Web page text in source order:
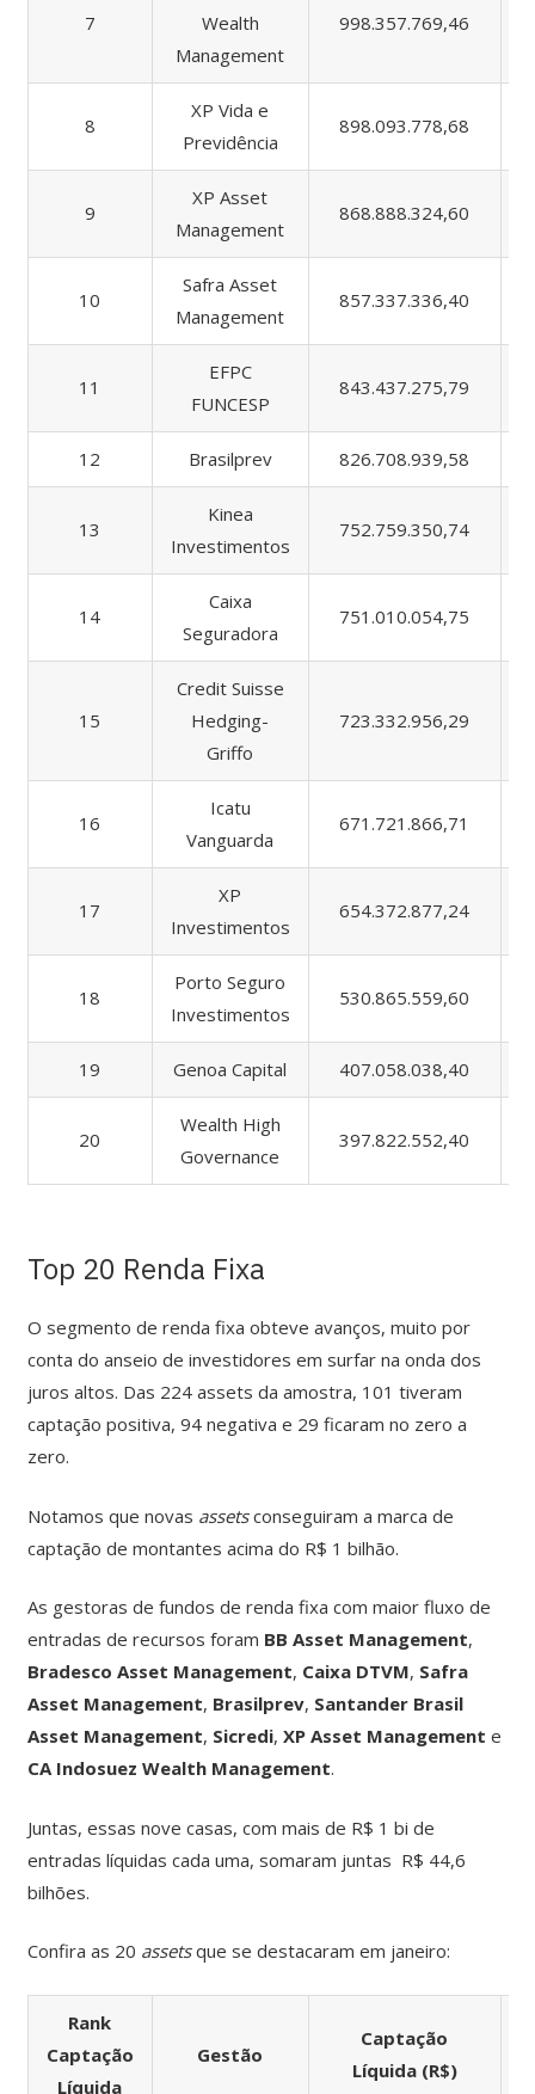
7
Wealth
Management
998.357.769,46
8
XP Vida e
Previdência
898.093.778,68
9
XP Asset
Management
868.888.324,60
10
Safra Asset
Management
857.337.336,40
11
EFPC
FUNCESP
843.437.275,79
12 Brasilprev 826.708.939,58
13
Kinea
Investimentos
752.759.350,74
14
Caixa
Seguradora
751.010.054,75
15
Credit Suisse
Hedging-
Griffo
723.332.956,29
16
Icatu
Vanguarda
671.721.866,71
17
XP
Investimentos
654.372.877,24
18
Porto Seguro
Investimentos
530.865.559,60
19 Genoa Capital 407.058.038,40
20
Wealth High
Governance
397.822.552,40
Top 20 Renda Fixa
O segmento de renda fixa obteve avanços, muito por
conta do anseio de investidores em surfar na onda dos
juros altos. Das 224 assets da amostra, 101 tiveram
captação positiva, 94 negativa e 29 ficaram no zero a
zero.
Notamos que novas assetsconseguiram a marca de
captação de montantes acima do R$ 1 bilhão.
As gestoras de fundos de renda fixa com maior fluxo de
entradas de recursos foram BB Asset Management,
Bradesco Asset Management, Caixa DTVM, Safra
Asset Management, Brasilprev, Santander Brasil
Asset Management, Sicredi, XP Asset Management e
CA Indosuez Wealth Management.
Juntas, essas nove casas, com mais de R$ 1 bi de
entradas líquidas cada uma, somaram juntas R$ 44,6
bilhões.
Confira as 20 assetsque se destacaram em janeiro:
Rank
Captação
Líquida
Gestão
Captação
Líquida (R$)